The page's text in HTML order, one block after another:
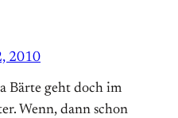
2010
Bärte geht doch im
Wenn, dann schon